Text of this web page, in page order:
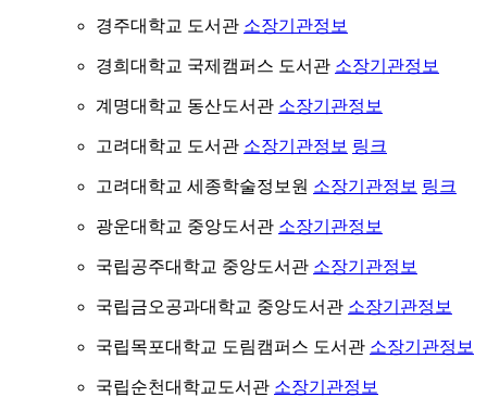
경주대학교 도서관 소장기관정보
경희대학교 국제캠퍼스 도서관 소장기관정보
계명대학교 동산도서관 소장기관정보
고려대학교 도서관 소장기관정보 링크
고려대학교 세종학술정보원 소장기관정보 링크
광운대학교 중앙도서관 소장기관정보
국립공주대학교 중앙도서관 소장기관정보
국립금오공과대학교 중앙도서관 소장기관정보
국립목포대학교 도림캠퍼스 도서관 소장기관정보
국립순천대학교도서관 소장기관정보